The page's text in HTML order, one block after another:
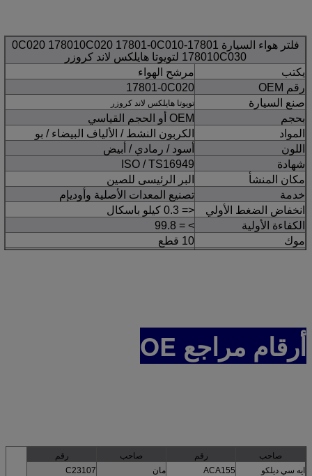
فلتر هواء السيارة 17801-0C020 178010C020 17801-0C010
178010C030 لتويوتا هايلكس لاند كروزر
يكتب
مرشح الهواء
رقم OEM
17801-0C020
صنع السيارة
تويوتا هايلكس لاند كروزر
بحجم
OEM أو الحجم القياسي
المواد
الكربون النشط / الألياف البيضاء / بو
اللون
أسود / رمادي / أبيض
شهادة
ISO / TS16949
مكان المنشأ
البر الرئيسى للصين
خدمة
تصنيع المعدات الأصلية وأوديإم
انخفاض الضغط الأولي
<= 0.3 كيلو باسكال
الكفاءة الأولية
> = 99.8
موك
10 قطع
2.Box / كيس بلاستيكي + كرتون
3. كن حسب الطلب
أرقام مراجع OE
صاحب رقم صاحب
رقم
ايه سي ديلكو
ACA155 مان C23107